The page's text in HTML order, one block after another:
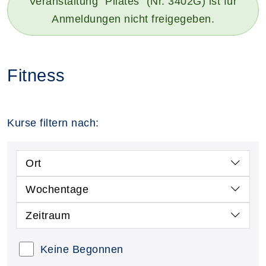
Anmeldungen nicht freigegeben.
Fitness
Kurse filtern nach:
Ort
Wochentage
Zeitraum
Keine Begonnen